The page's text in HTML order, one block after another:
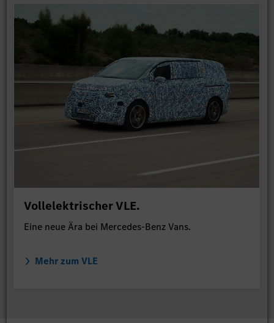
Vollelektrischer VLE.
Eine neue Ära bei Mercedes-Benz Vans.
Mehr zum VLE